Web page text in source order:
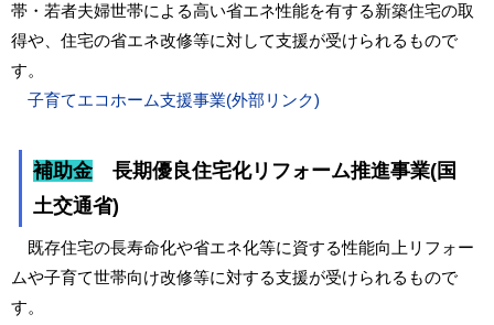
帯・若者夫婦世帯による高い省エネ性能を有する新築住宅の取
得や、住宅の省エネ改修等に対して支援が受けられるもので
す。
子育てエコホーム支援事業(外部リンク)
補助金長期優良住宅化リフォーム推進事業(国
土交通省)
既存住宅の長寿命化や省エネ化等に資する性能向上リフォー
ムや子育て世帯向け改修等に対する支援が受けられるもので
す。